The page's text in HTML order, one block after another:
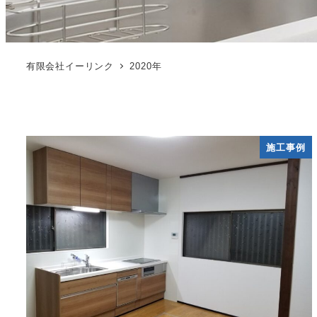
有限会社イーリンク 2020年
施工事例